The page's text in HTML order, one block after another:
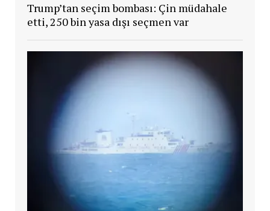
Trump’tan seçim bombası: Çin müdahale
etti, 250 bin yasa dışı seçmen var